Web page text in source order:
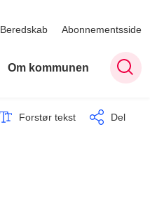
Beredskab Abonnementsside
Om kommunen
Forstør tekst Del